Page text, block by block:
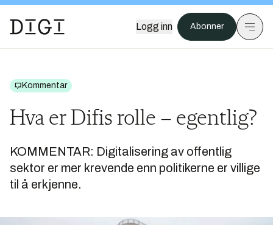
Logg inn Abonner
Kommentar
Hva er Difis rolle – egentlig?
KOMMENTAR: Digitalisering av offentlig
sektor er mer krevende enn politikerne er villige
til å erkjenne.